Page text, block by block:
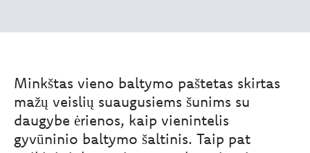
Minkštas vieno baltymo paštetas skirtas
mažų veislių suaugusiems šunims su
daugybe ėrienos, kaip vienintelis
gyvūninio baltymo šaltinis. Taip pat